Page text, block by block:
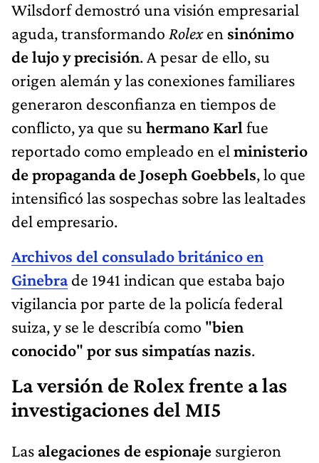
Wilsdorf demostró una visión empresarial
aguda, transformando Rolexen sinónimo
de lujo y precisión. A pesar de ello, su
origen alemán y las conexiones familiares
generaron desconfianza en tiempos de
conflicto, ya que su hermano Karl fue
reportado como empleado en el ministerio
de propaganda de Joseph Goebbels, lo que
intensificó las sospechas sobre las lealtades
del empresario.
Archivos del consulado británico en
Ginebra de 1941 indican que estaba bajo
vigilancia por parte de la policía federal
suiza, y se le describía como "bien
conocido" por sus simpatías nazis.
La versión de Rolex frente a las
investigaciones del MI5
Las alegaciones de espionaje surgieron